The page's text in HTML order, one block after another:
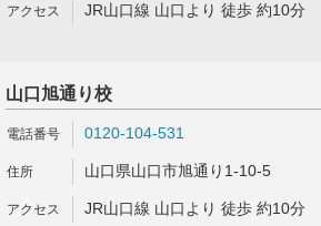
JR山口線 山口より 徒歩 約10分
山口旭通り校
0120-104-531
山口県山口市旭通り1-10-5
JR山口線 山口より 徒歩 約10分